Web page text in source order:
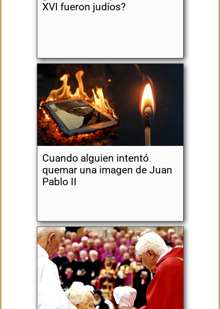
XVI fueron judíos?
Cuando alguien intentó
quemar una imagen de Juan
Pablo II